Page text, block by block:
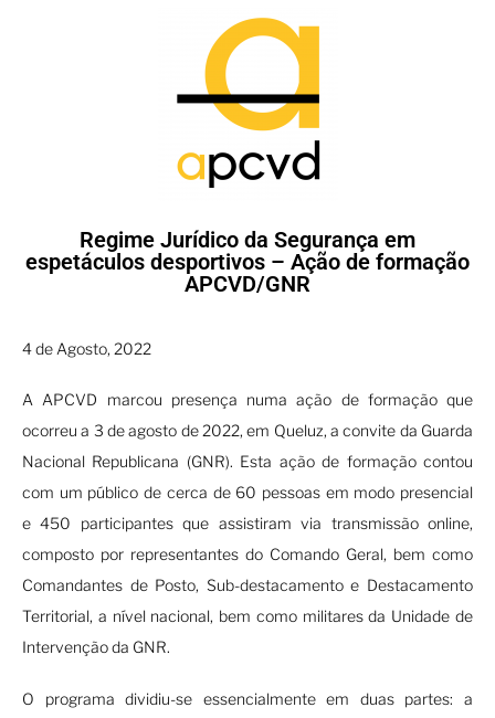
Regime Jurídico da Segurança em
espetáculos desportivos – Ação de formação
APCVD/GNR
4 de Agosto, 2022
A APCVD marcou presença numa ação de formação que
ocorreu a 3 de agosto de 2022, em Queluz, a convite da Guarda
Nacional Republicana (GNR). Esta ação de formação contou
com um público de cerca de 60 pessoas em modo presencial
e 450 participantes que assistiram via transmissão online,
composto por representantes do Comando Geral, bem como
Comandantes de Posto, Sub-destacamento e Destacamento
Territorial, a nível nacional, bem como militares da Unidade de
Intervenção da GNR.
O programa dividiu-se essencialmente em duas partes: a